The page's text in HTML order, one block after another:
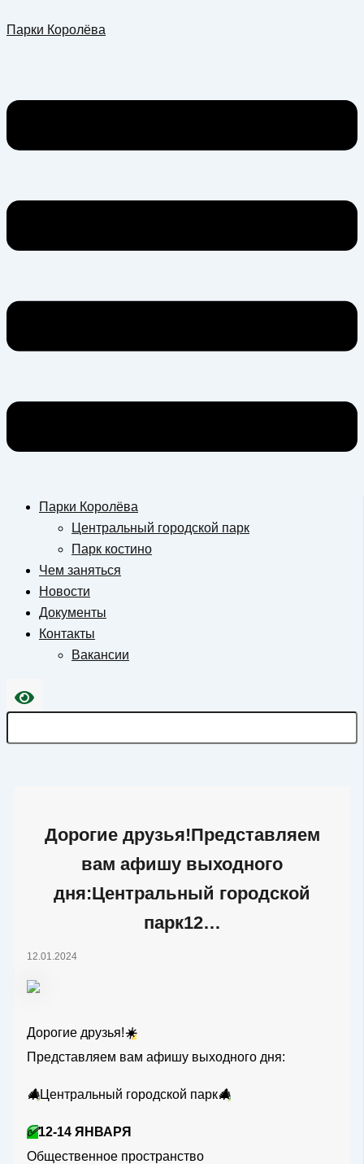
к
Парки Королёва
Парки Королёва
Центральный городской парк
Парк костино
Чем заняться
Новости
Документы
Контакты
Вакансии
Дорогие друзья!Представляем
вам афишу выходного
дня:Центральный городской
парк12…
12.01.2024
Дорогие друзья!☀️
Представляем вам афишу выходного дня:
🎄Центральный городской парк🎄
✅12-14 ЯНВАРЯ
Общественное пространство